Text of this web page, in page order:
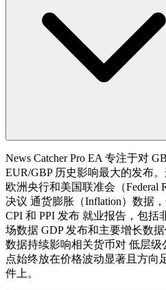
News Catcher Pro EA 专注于对
EUR/GBP 历史影响最大的发布
欧洲央行和美国联准会（Federal
决议 通货膨胀（Inflation）数据
CPI 和 PPI 发布 就业报告，包
场数据 GDP 发布和主要增长数
数据持续影响相关货币对 低层
点始终放在价格波动显著且方向
件上。